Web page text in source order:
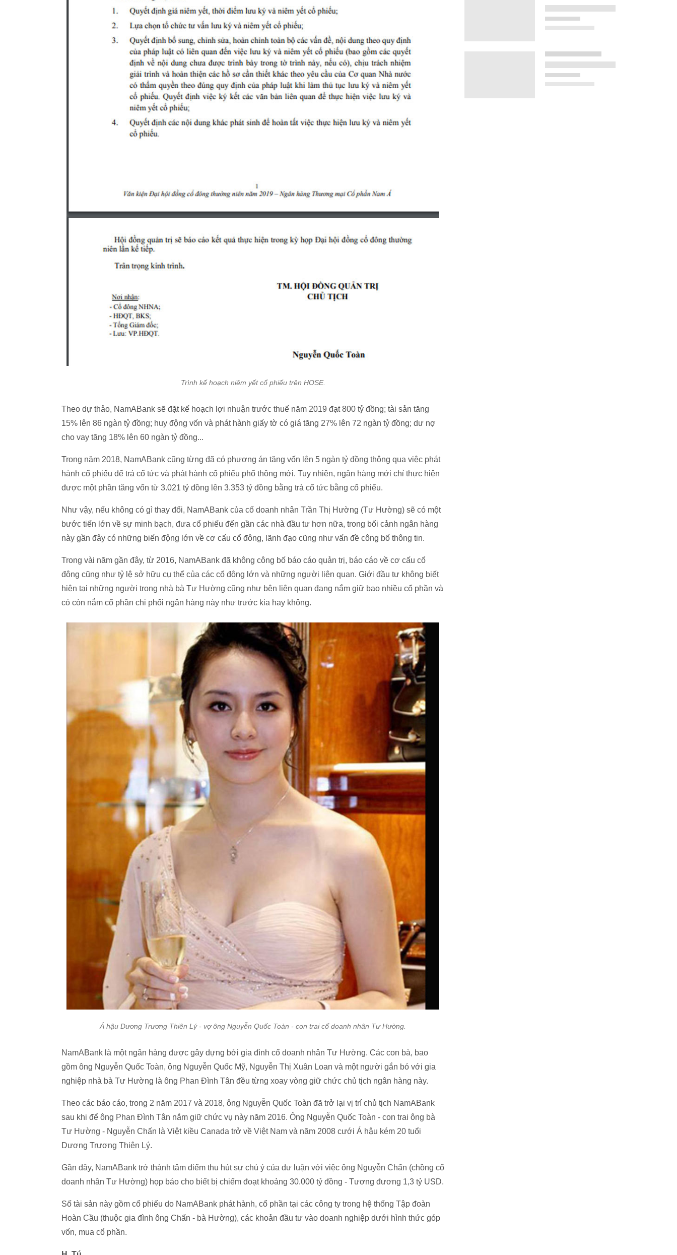
Trình kế hoạch niêm yết cổ phiếu trên HOSE.
Theo dự thảo, NamABank sẽ đặt kế hoạch lợi nhuận trước thuế năm 2019 đạt 800 tỷ đồng; tài sản tăng
15% lên 86 ngàn tỷ đồng; huy động vốn và phát hành giấy tờ có giá tăng 27% lên 72 ngàn tỷ đồng; dư nợ
cho vay tăng 18% lên 60 ngàn tỷ đồng...
Trong năm 2018, NamABank cũng từng đã có phương án tăng vốn lên 5 ngàn tỷ đồng thông qua việc phát
hành cổ phiếu để trả cổ tức và phát hành cổ phiếu phổ thông mới. Tuy nhiên, ngân hàng mới chỉ thực hiện
được một phần tăng vốn từ 3.021 tỷ đồng lên 3.353 tỷ đồng bằng trả cổ tức bằng cổ phiếu.
Như vậy, nếu không có gì thay đổi, NamABank của cố doanh nhân Trần Thị Hường (Tư Hường) sẽ có một
bước tiến lớn về sự minh bạch, đưa cổ phiếu đến gần các nhà đầu tư hơn nữa, trong bối cảnh ngân hàng
này gần đây có những biến động lớn về cơ cấu cổ đông, lãnh đạo cũng như vấn đề công bố thông tin.
Trong vài năm gần đây, từ 2016, NamABank đã không công bố báo cáo quản trị, báo cáo về cơ cấu cổ
đông cũng như tỷ lệ sở hữu cụ thể của các cổ đông lớn và những người liên quan. Giới đầu tư không biết
hiện tại những người trong nhà bà Tư Hường cũng như bên liên quan đang nắm giữ bao nhiều cổ phần và
có còn nắm cổ phần chi phối ngân hàng này như trước kia hay không.
Á hậu Dương Trương Thiên Lý - vợ ông Nguyễn Quốc Toàn - con trai cố doanh nhân Tư Hường.
NamABank là một ngân hàng được gây dựng bởi gia đình cố doanh nhân Tư Hường. Các con bà, bao
gồm ông Nguyễn Quốc Toàn, ông Nguyễn Quốc Mỹ, Nguyễn Thị Xuân Loan và một người gắn bó với gia
nghiệp nhà bà Tư Hường là ông Phan Đình Tân đều từng xoay vòng giữ chức chủ tịch ngân hàng này.
Theo các báo cáo, trong 2 năm 2017 và 2018, ông Nguyễn Quốc Toàn đã trở lại vị trí chủ tịch NamABank
sau khi để ông Phan Đình Tân nắm giữ chức vụ này năm 2016. Ông Nguyễn Quốc Toàn - con trai ông bà
Tư Hường - Nguyễn Chấn là Việt kiều Canada trở về Việt Nam và năm 2008 cưới Á hậu kém 20 tuổi
Dương Trương Thiên Lý.
Gần đây, NamABank trở thành tâm điểm thu hút sự chú ý của dư luận với việc ông Nguyễn Chấn (chồng cố
doanh nhân Tư Hường) họp báo cho biết bị chiếm đoạt khoảng 30.000 tỷ đồng - Tương đương 1,3 tỷ USD.
Số tài sản này gồm cổ phiếu do NamABank phát hành, cổ phần tại các công ty trong hệ thống Tập đoàn
Hoàn Cầu (thuộc gia đình ông Chấn - bà Hường), các khoản đầu tư vào doanh nghiệp dưới hình thức góp
vốn, mua cổ phần.